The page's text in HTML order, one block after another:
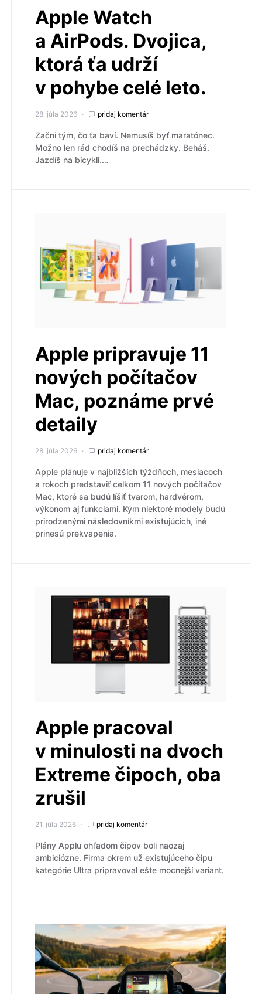
Apple Watch
a AirPods. Dvojica,
ktorá ťa udrží
v pohybe celé leto.
28. júla 2026 pridaj komentár
Začni tým, čo ťa baví. Nemusíš byť maratónec.
Možno len rád chodíš na prechádzky. Beháš.
Jazdíš na bicykli.…
Apple pripravuje 11
nových počítačov
Mac, poznáme prvé
detaily
28. júla 2026 pridaj komentár
Apple plánuje v najbližších týždňoch, mesiacoch
a rokoch predstaviť celkom 11 nových počítačov
Mac, ktoré sa budú líšiť tvarom, hardvérom,
výkonom aj funkciami. Kým niektoré modely budú
prirodzenými následovníkmi existujúcich, iné
prinesú prekvapenia.
Apple pracoval
v minulosti na dvoch
Extreme čipoch, oba
zrušil
21. júla 2026 pridaj komentár
Plány Applu ohľadom čipov boli naozaj
ambiciózne. Firma okrem už existujúceho čipu
kategórie Ultra pripravoval ešte mocnejší variant.